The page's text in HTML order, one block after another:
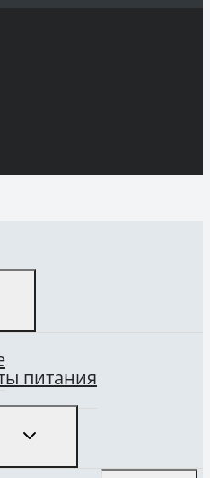
питания
ПЕРЕКЛЮЧИТЬ
ДОЧЕРНЕЕ